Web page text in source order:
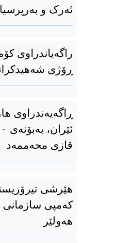
ئەرک و
ڕۆژی
ڕاگەیەندراوی
قازی محەممەد
هێرشی
که‌مپی
هه‌ولێر